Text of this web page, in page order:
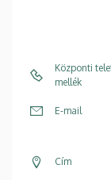
Központi
mellék
E-mail
Cím